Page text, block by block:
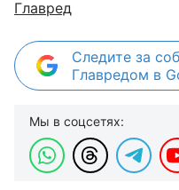
Главред
Следите за
Главредом в
Мы в соцсетях: